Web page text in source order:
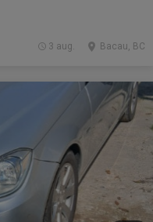
Bacau, BC
3 aug.